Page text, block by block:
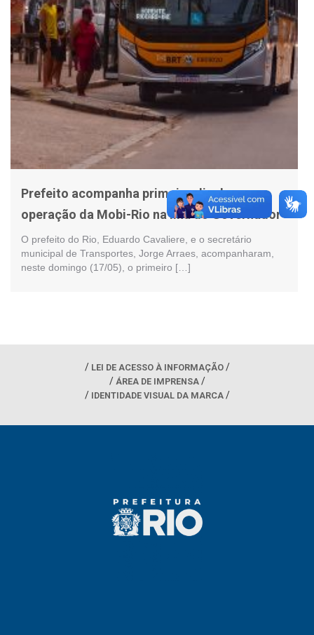
Prefeito acompanha primeiro dia de
operação da Mobi-Rio na Ilha do Governador
O prefeito do Rio, Eduardo Cavaliere, e o secretário
municipal de Transportes, Jorge Arraes, acompanharam,
neste domingo (17/05), o primeiro […]
LEI DE ACESSO À INFORMAÇÃO
ÁREA DE IMPRENSA
IDENTIDADE VISUAL DA MARCA